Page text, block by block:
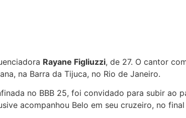
Rayane Figliuzzi, de 27. O cantor
na Barra da Tijuca, no Rio de Janeiro.
no BBB 25, foi convidado para subir ao
acompanhou Belo em seu cruzeiro, no